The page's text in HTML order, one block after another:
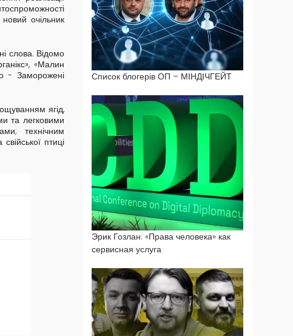
очільник
слова. Відомо
«Малин
- Заморожені
ягід,
та легковими
технічним
птиці
Список блогерів ОП – МІНДІЧГЕЙТ
Эрик Гозлан: «Права человека» как
сервисная услуга